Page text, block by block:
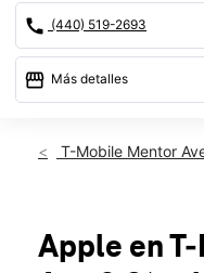
call (440) 519-2693
storefront Más detalles
Vie.:10:00 a.m. a
Mar.: 10:00 a.m. a
Mié.:10:00 a.m. a
T-Mobile Mentor
Apple en